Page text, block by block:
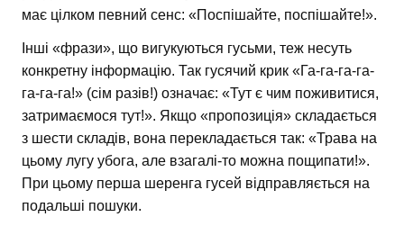
має цілком певний сенс: «Поспішайте, поспішайте!».
Інші «фрази», що вигукуються гусьми, теж несуть
конкретну інформацію. Так гусячий крик «Га-га-га-га-
га-га-га!» (сім разів!) означає: «Тут є чим поживитися,
затримаємося тут!». Якщо «пропозиція» складається
з шести складів, вона перекладається так: «Трава на
цьому лугу убога, але взагалі-то можна пощипати!».
При цьому перша шеренга гусей відправляється на
подальші пошуки.